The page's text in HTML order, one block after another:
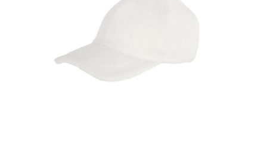
Doprava
Obchodné podmienky
Podmienky ochrany osobných údajov
Reklamačný poriadok
Vrátenie tovaru